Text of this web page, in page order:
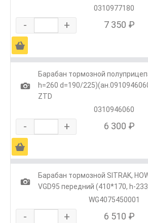
0310977180
- + 7 350 ₽
Ä
1
Барабан тормозной
h=260 d=190/
ZTD
0310946060
- + 6 300 ₽
Ä
1
Барабан тормозной SITRAK,
VGD95 передний (410*170, h-
WG4075450001
- + 6 510 ₽